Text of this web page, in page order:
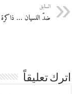
السابق
ضدّ النسيان … ذاكرة
اترك تعليقاً